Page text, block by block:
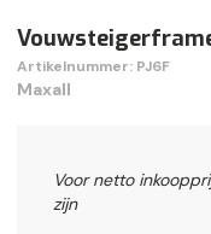
Artikelnummer: PJ6F
Maxall
Voor netto
zijn